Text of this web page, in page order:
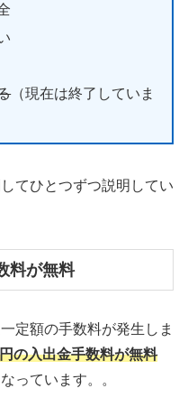
（現在は終了していま
てひとつずつ説明してい
料が無料
定額の手数料が発生しま
の入出金手数料が無料
っています。。